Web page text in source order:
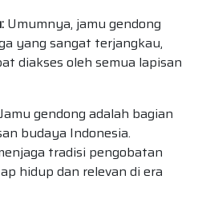
Umumnya, jamu gendong
yang sangat terjangkau,
diakses oleh semua lapisan
Jamu gendong adalah bagian
budaya Indonesia.
tradisi pengobatan
hidup dan relevan di era